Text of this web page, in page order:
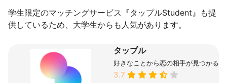
学生限定のマッチングサービス『タップルStudent』も提
供しているため、大学生からも人気があります。
タップル
好きなことから恋の相手が見つかる
3.7